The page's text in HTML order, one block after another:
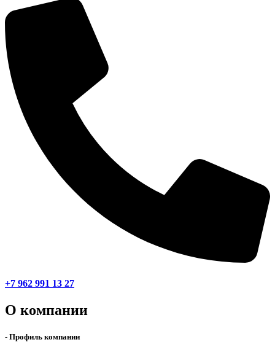
+7 962 991 13 27
О компании
- Профиль компании